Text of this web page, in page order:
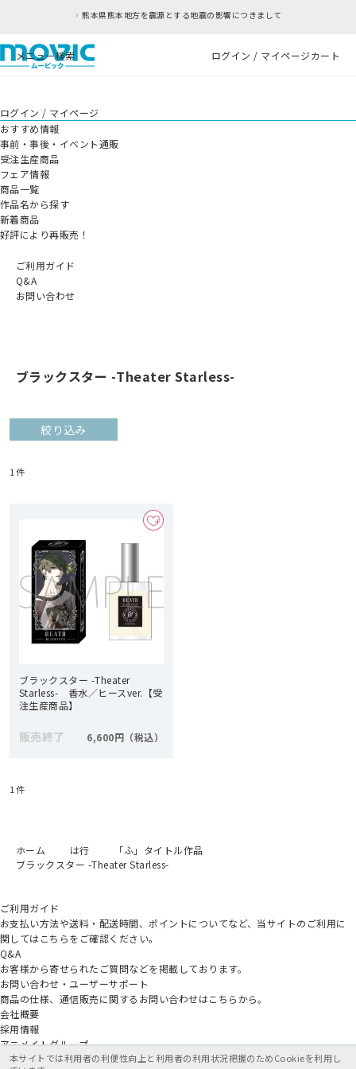
熊本県熊本地方を震源とする地震の影響につきまして
メニュー検索 ログイン / マイページカート
ログイン / マイページ
おすすめ情報
事前・事後・イベント通販
受注生産商品
フェア情報
商品一覧
作品名から探す
新着商品
好評により再販売！
ご利用ガイド
Q&A
お問い合わせ
ブラックスター -Theater Starless-
絞り込み
1 件
ブラックスター -Theater
Starless- 香水／ヒースver.【受
注生産商品】
販売終了 6,600円
1 件
ホーム は行
「ふ」タイトル作品
ブラックスター -Theater Starless-
ご利用ガイド
お支払い方法や送料・配送時間、ポイントについてなど、当サイトのご利用に
関してはこちらをご確認ください。
Q&A
お客様から寄せられたご質問などを掲載しております。
お問い合わせ・ユーザーサポート
商品の仕様、通信販売に関するお問い合わせはこちらから。
会社概要
採用情報
アニメイトグループ
本サイトでは利用者の利便性向上と利用者の利用状況把握のためCookieを利用し